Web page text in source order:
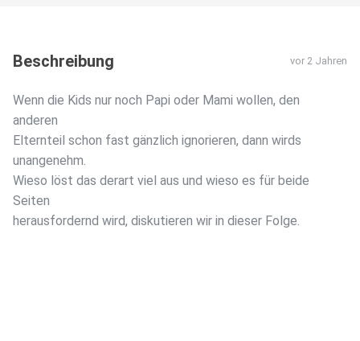
Beschreibung vor 2 Jahren
Wenn die Kids nur noch Papi oder Mami wollen, den
anderen
Elternteil schon fast gänzlich ignorieren, dann wirds
unangenehm.
Wieso löst das derart viel aus und wieso es für beide
Seiten
herausfordernd wird, diskutieren wir in dieser Folge.